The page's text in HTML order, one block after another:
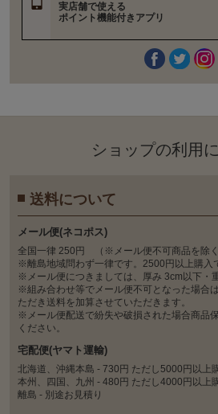
実店舗で使える
ポイント機能付きアプリ
ショップの利⽤
送料について
メール便(ネコポス)
全国一律 250円 （※メール便不可商品を除く
※離島地域問わず一律です。2500円以上購入
※メール便につきましては、厚み 3cm以下・
※組み合わせ等でメール便不可となった場合
ただき送料を加算させていただきます。
※メール便配送で紛失や破損された場合商品
ください。
宅配便(ヤマト運輸)
北海道、沖縄本島 - 730円 ただし5000円以上
本州、四国、九州 - 480円 ただし4000円以上
離島 - 別途お見積り